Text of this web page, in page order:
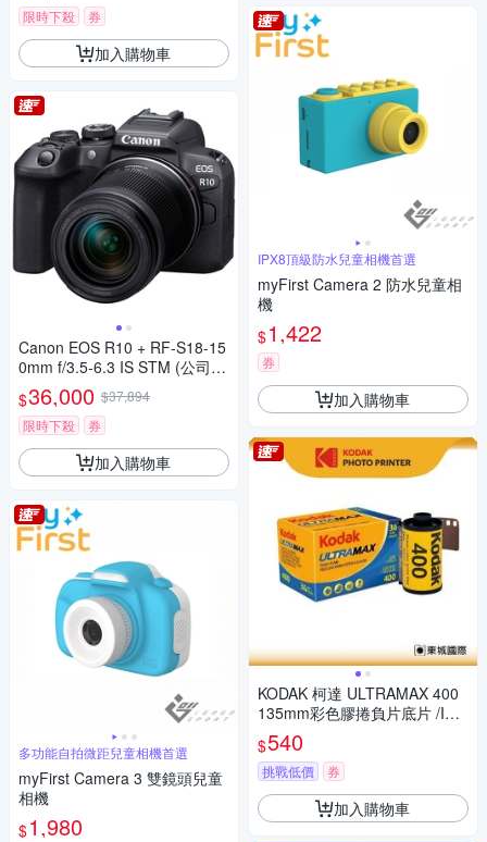
限時下殺 券
加入購物車
Canon EOS R10 + RF-S18-15
0mm f/3.5-6.3 IS STM (公司
貨)
$36,000 $37,894
限時下殺
券
加入購物車
多功能自拍微距兒童相機首選
myFirst Camera 3 雙鏡頭兒童
相機
$1,980
IPX8頂級防水兒童相機首選
myFirst Camera 2 防水兒童相
機
$1,422
券
加入購物車
KODAK 柯達 ULTRAMAX 400
135mm彩色膠捲負片底片 /ISO
400 36張
$540
挑戰低價 券
加入購物車